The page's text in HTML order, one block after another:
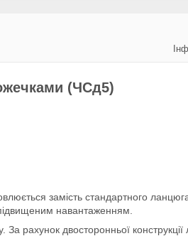
(ЧСд5)
замість стандартного
навантаженням.
рахунок двосторонньої